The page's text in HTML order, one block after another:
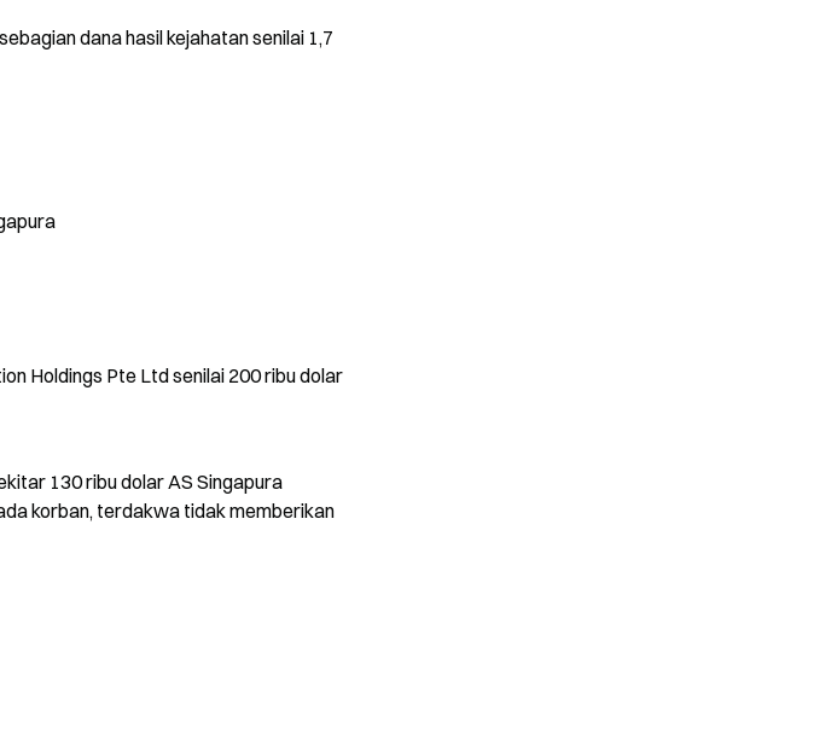
dana hasil kejahatan senilai 1,7
Holdings Pte Ltd senilai 200 ribu dolar
130 ribu dolar AS Singapura
korban, terdakwa tidak memberikan